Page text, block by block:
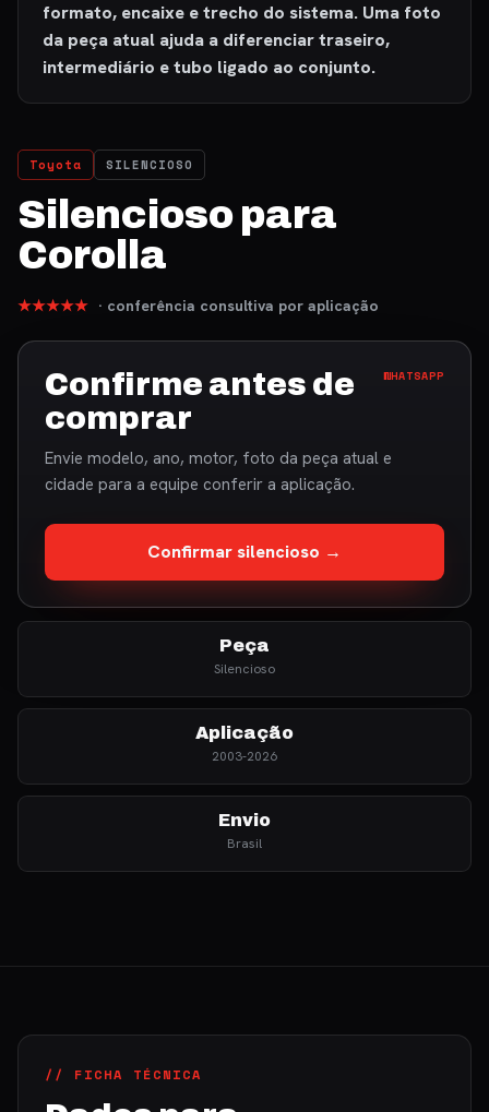
formato, encaixe e trecho do sistema. Uma foto
da peça atual ajuda a diferenciar traseiro,
intermediário e tubo ligado ao conjunto.
Toyota SILENCIOSO
Silencioso para
Corolla
★★★★★ · conferência consultiva por aplicação
Confirme antes de
comprar
WHATSAPP
Envie modelo, ano, motor, foto da peça atual e
cidade para a equipe conferir a aplicação.
Confirmar silencioso →
Peça
Silencioso
Aplicação
2003-2026
Envio
Brasil
// FICHA TÉCNICA